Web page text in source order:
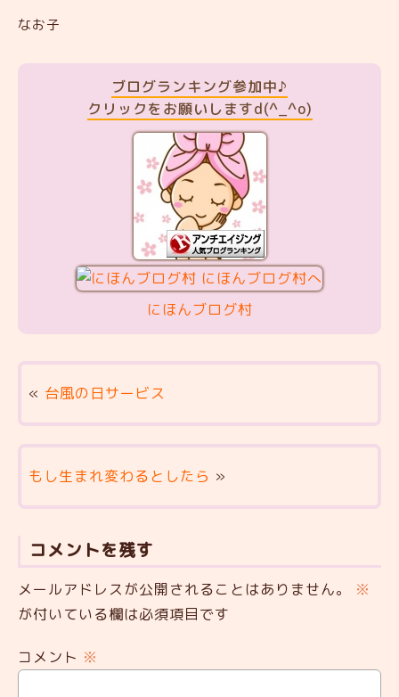
なお子
ブログランキング参加中♪
クリックをお願いしますd(^_^o)
にほんブログ村
« 台風の日サービス
もし生まれ変わるとしたら »
コメントを残す
メールアドレスが公開されることはありません。
※
が付いている欄は必須項目です
コメント ※